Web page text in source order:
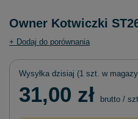
Owner Kotwiczki
+ Dodaj do porównania
Wysyłka dzisiaj (1 szt. w
31,00 zł brutto /